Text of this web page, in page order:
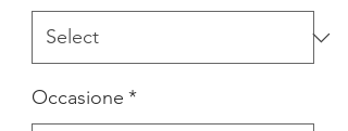
Occasione *